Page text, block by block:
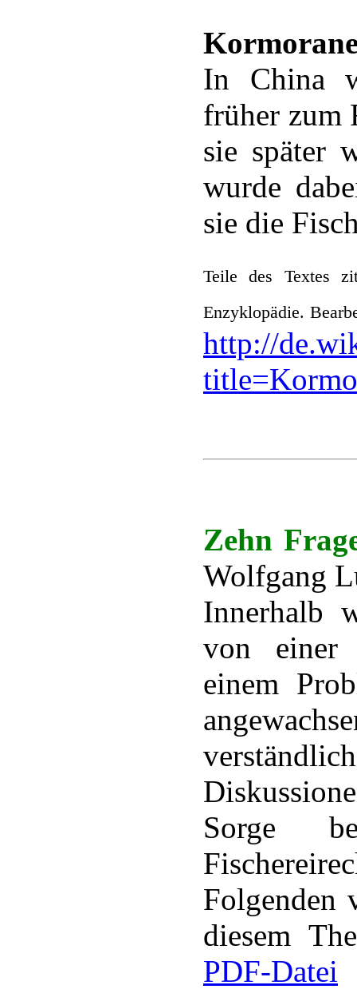
In China
früher zum
sie später
wurde
sie die
Teile des Textes
Enzyklopädie.
http://
Zehn
Wolfgang
Innerhalb
von einer
einem
Sorge
Folgenden
diesem
PDF-Datei